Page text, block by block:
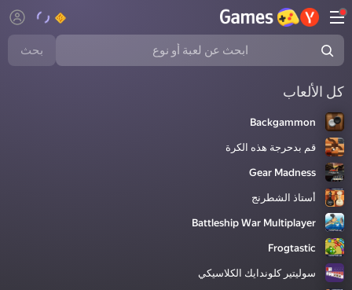
بحث
كل الألعاب
Backgammon
قم بدحرجة هذه الكرة
Gear Madness
أستاذ الشطرنج
Battleship War Multiplayer
Frogtastic
سوليتير كلوندايك الكلاسيكي